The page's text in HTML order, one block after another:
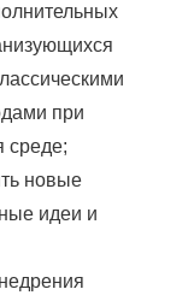
при
среде;
новые
идеи и